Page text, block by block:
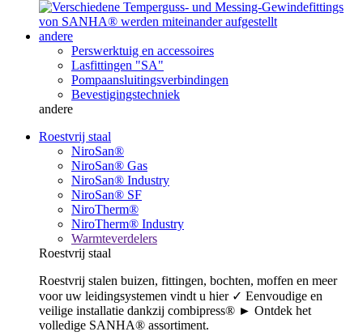
andere
Perswerktuig en accessoires
Lasfittingen "SA"
Pompaansluitingsverbindingen
Bevestigingstechniek
andere
Roestvrij staal
NiroSan®
NiroSan® Gas
NiroSan® Industry
NiroSan® SF
NiroTherm®
NiroTherm® Industry
Warmteverdelers
Roestvrij staal
Roestvrij stalen buizen, fittingen, bochten, moffen en meer
voor uw leidingsystemen vindt u hier ✓ Eenvoudige en
veilige installatie dankzij combipress® ► Ontdek het
volledige SANHA® assortiment.